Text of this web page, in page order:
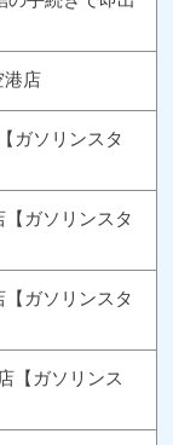
港店
ガソリンスタ
ガソリンスタ
ガソリンスタ
【ガソリンス